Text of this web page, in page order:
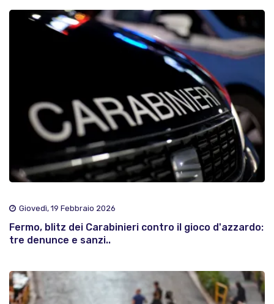
Giovedì, 19 Febbraio 2026
Fermo, blitz dei Carabinieri contro il gioco d'azzardo:
tre denunce e sanzi..